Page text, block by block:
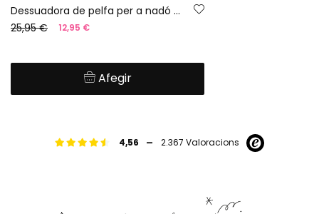
Dessuadora de pelfa per a nadó nen de color blau.
25,95 €
12,95 €
Afegir
4,56 - 2.367 Valoracions